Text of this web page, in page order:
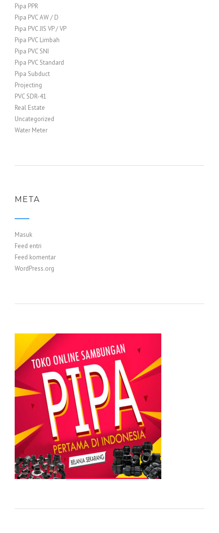
Pipa PPR
Pipa PVC AW / D
Pipa PVC JIS VP / VP
Pipa PVC Limbah
Pipa PVC SNI
Pipa PVC Standard
Pipa Subduct
Projecting
PVC SDR-41
Real Estate
Uncategorized
Water Meter
META
Masuk
Feed entri
Feed komentar
WordPress.org